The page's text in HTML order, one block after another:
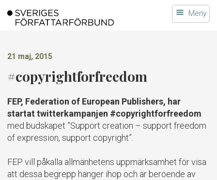
till
Meny
21 maj, 2015
#copyrightforfreedom
FEP, Federation of European Publishers, har
startat twitterkampanjen #copyrightforfreedom
med budskapet ”Support creation – support freedom
of expression, support copyright”.
FEP vill påkalla allmänhetens uppmärksamhet för visa
att dessa begrepp hänger ihop och är beroende av